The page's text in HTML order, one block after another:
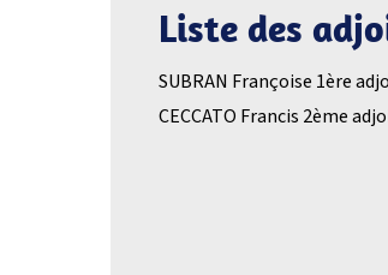
Liste des
SUBRAN Françoise 1ère
CECCATO Francis 2ème